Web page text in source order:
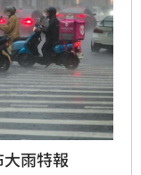
雨特報